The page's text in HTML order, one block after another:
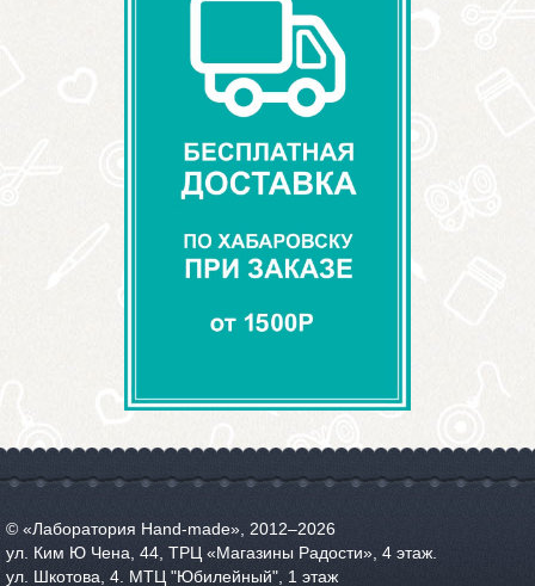
© «Лаборатория Hand-made», 2012‒2026
ул. Ким Ю Чена, 44, ТРЦ «Магазины Радости», 4 этаж.
ул. Шкотова, 4. МТЦ "Юбилейный", 1 этаж